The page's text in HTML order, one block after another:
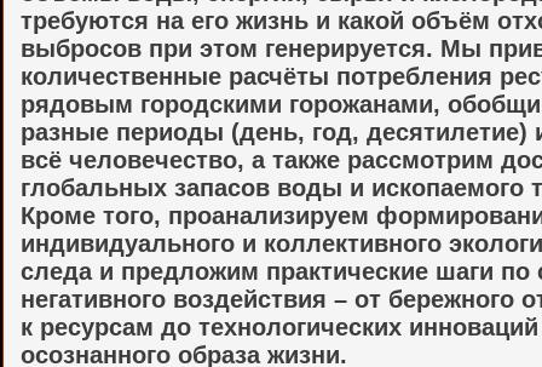
требуются на его жизнь и какой объём
выбросов при этом генерируется. Мы
количественные расчёты потребления
рядовым городскими горожанами,
разные периоды (день, год, десятилетие)
всё человечество, а также рассмотрим
глобальных запасов воды и ископаемого
Кроме того, проанализируем
индивидуального и коллективного
следа и предложим практические шаги
негативного воздействия – от бережного
к ресурсам до технологических
осознанного образа жизни.